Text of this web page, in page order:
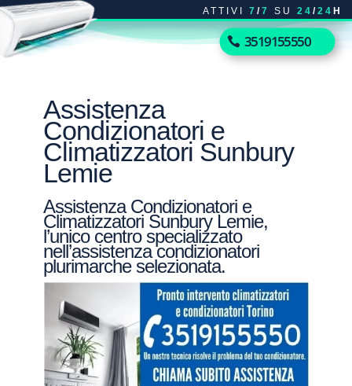
ATTIVI 7 /7 SU 24 /24 H
3519155550
Assistenza
Condizionatori e
Climatizzatori Sunbury
Lemie
Assistenza Condizionatori e
Climatizzatori Sunbury Lemie,
l’unico centro specializzato
nell’assistenza condizionatori
plurimarche selezionata.